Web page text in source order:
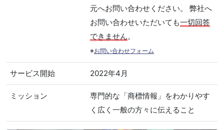
元へお問い合わせください。 弊社へ
お問い合わせいただいても一切回答
できません。
※お問い合わせフォーム
サービス開始 2022年4月
ミッション
専門的な「商標情報」をわかりやす
く広く一般の方々に伝えること